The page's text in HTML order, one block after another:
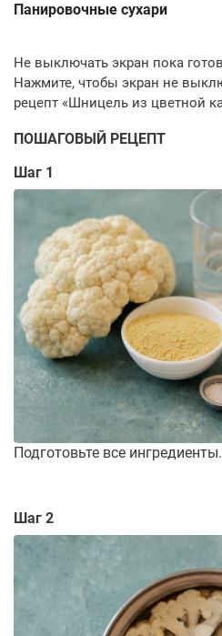
Панировочные сухари
ПОШАГОВЫЙ РЕЦЕПТ
Шаг 1
Подготовьте все ингредиенты.
Шаг 2